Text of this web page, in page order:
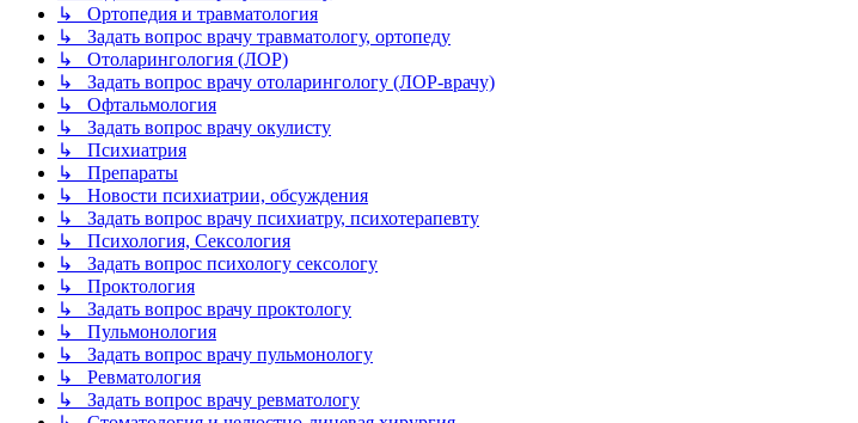
↳ Ортопедия и травматология
↳ Задать вопрос врачу травматологу, ортопеду
↳ Отоларингология (ЛОР)
↳ Задать вопрос врачу отоларингологу (ЛОР-врачу)
↳ Офтальмология
↳ Задать вопрос врачу окулисту
↳ Психиатрия
↳ Препараты
↳ Новости психиатрии, обсуждения
↳ Задать вопрос врачу психиатру, психотерапевту
↳ Психология, Сексология
↳ Задать вопрос психологу сексологу
↳ Проктология
↳ Задать вопрос врачу проктологу
↳ Пульмонология
↳ Задать вопрос врачу пульмонологу
↳ Ревматология
↳ Задать вопрос врачу ревматологу